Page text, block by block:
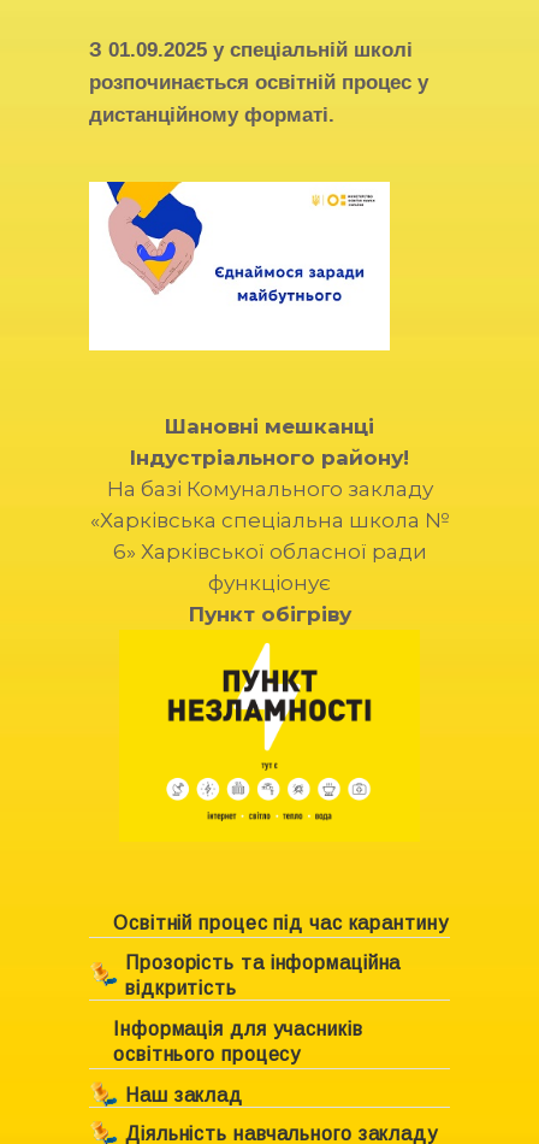
З 01.09.2025 у спеціальній школі
розпочинається освітній процес у
дистанційному форматі.
Шановні мешканці
Індустріального району!
На базі Комунального закладу
«Харківська спеціальна школа №
6» Харківської обласної ради
функціонує
Пункт обігріву
Освітній процес під час карантину
Прозорість та інформаційна
відкритість
Ліцензування закладу
Свідоцтво про право власності
Інформація для учасників
освітнього процесу
Наш заклад
Інформація про навчальний
Діяльність навчального закладу